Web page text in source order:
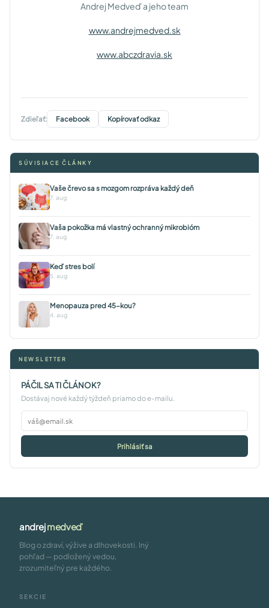
Andrej Medveď a jeho team
www.andrejmedved.sk
www.abczdravia.sk
Zdieľať: Facebook Kopírovať odkaz
SÚVISIACE ČLÁNKY
Vaše črevo sa s mozgom rozpráva každý deň
7. aug
Vaša pokožka má vlastný ochranný mikrobióm
7. aug
Keď stres bolí
5. aug
Menopauza pred 45-kou?
4. aug
NEWSLETTER
PÁČIL SA TI ČLÁNOK?
Dostávaj nové každý týždeň priamo do e-mailu.
Prihlásiť sa
andrejmedveď
Blog o zdraví, výžive a dlhovekosti. Iný
pohľad — podložený vedou,
zrozumiteľný pre každého.
SEKCIE